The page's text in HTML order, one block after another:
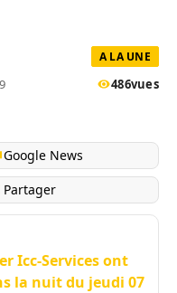
A LA UNE
486vues
Google News
Partager
Icc-Services ont
la nuit du jeudi 07